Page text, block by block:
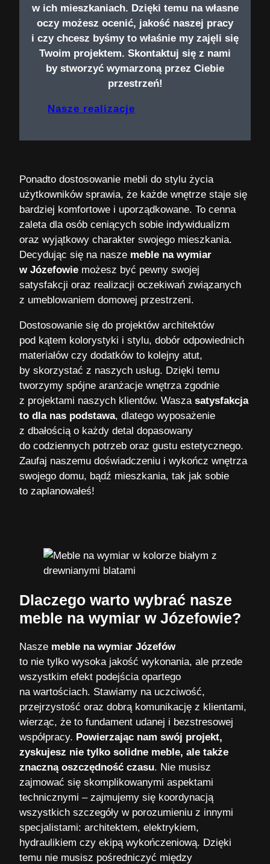
w ich mieszkaniach. Dzięki temu na własne
oczy możesz ocenić, jakość naszej pracy
i czy chcesz byśmy to właśnie my zajęli się
Twoim projektem. Skontaktuj się z nami
by stworzyć wymarzoną przez Ciebie
przestrzeń!
Nasze realizacje
Ponadto dostosowanie mebli do stylu życia
użytkowników sprawia, że każde wnętrze staje się
bardziej komfortowe i uporządkowane. To cenna
zaleta dla osób ceniących sobie indywidualizm
oraz wyjątkowy charakter swojego mieszkania.
Decydując się na nasze meble na wymiar
w Józefowie możesz być pewny swojej
satysfakcji oraz realizacji oczekiwań związanych
z umeblowaniem domowej przestrzeni.
Dostosowanie się do projektów architektów
pod kątem kolorystyki i stylu, dobór odpowiednich
materiałów czy dodatków to kolejny atut,
by skorzystać z naszych usług. Dzięki temu
tworzymy spójne aranżacje wnętrza zgodnie
z projektami naszych klientów. Wasza satysfakcja
to dla nas podstawa, dlatego wyposażenie
z dbałością o każdy detal dopasowany
do codziennych potrzeb oraz gustu estetycznego.
Zaufaj naszemu doświadczeniu i wykończ wnętrza
swojego domu, bądź mieszkania, tak jak sobie
to zaplanowałeś!
Dlaczego warto wybrać nasze
meble na wymiar w Józefowie?
Nasze meble na wymiar Józefów
to nie tylko wysoka jakość wykonania, ale przede
wszystkim efekt podejścia opartego
na wartościach. Stawiamy na uczciwość,
przejrzystość oraz dobrą komunikację z klientami,
wierząc, że to fundament udanej i bezstresowej
współpracy. Powierzając nam swój projekt,
zyskujesz nie tylko solidne meble, ale także
znaczną oszczędność czasu. Nie musisz
zajmować się skomplikowanymi aspektami
technicznymi – zajmujemy się koordynacją
wszystkich szczegóły w porozumieniu z innymi
specjalistami: architektem, elektrykiem,
hydraulikiem czy ekipą wykończeniową. Dzięki
temu nie musisz pośredniczyć między